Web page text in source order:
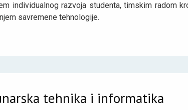
individualnog razvoja studenta, timskim radom
savremene tehnologije.
tehnika i informatika